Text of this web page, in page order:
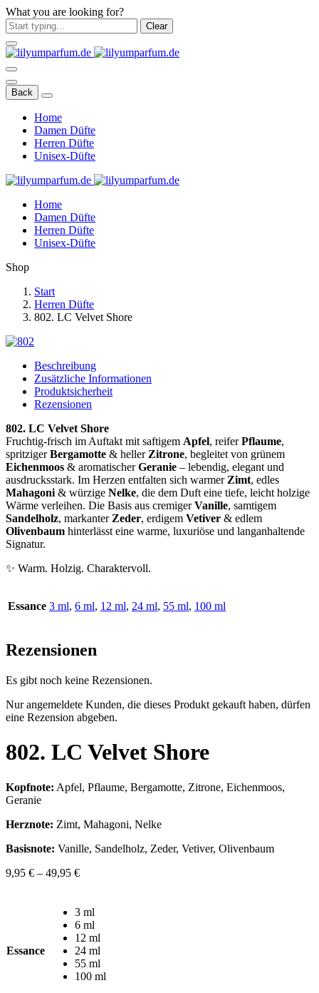
What you are looking for?
Clear
Back
Home
Damen Düfte
Herren Düfte
Unisex-Düfte
Home
Damen Düfte
Herren Düfte
Unisex-Düfte
Shop
Start
Herren Düfte
802. LC Velvet Shore
Beschreibung
Zusätzliche Informationen
Produktsicherheit
Rezensionen
802. LC Velvet Shore
Fruchtig-frisch im Auftakt mit saftigem Apfel, reiferPflaume,
spritzigerBergamotte & heller Zitrone, begleitet von grünem
Eichenmoos & aromatischerGeranie – lebendig, elegant und
ausdrucksstark. Im Herzen entfalten sich warmer Zimt, edles
Mahagoni & würzige Nelke, die dem Duft eine tiefe, leicht holzige
Wärme verleihen. Die Basis aus cremigerVanille, samtigem
Sandelholz, markanter Zeder, erdigem Vetiver & edlem
Olivenbaum hinterlässt eine warme, luxuriöse und langanhaltende
Signatur.
✨ Warm. Holzig. Charaktervoll.
Essance 3 ml, 6 ml, 12 ml, 24 ml, 55 ml, 100 ml
Rezensionen
Es gibt noch keine Rezensionen.
Nur angemeldete Kunden, die dieses Produkt gekauft haben, dürfen
eine Rezension abgeben.
802. LC Velvet Shore
Kopfnote: Apfel, Pflaume, Bergamotte, Zitrone, Eichenmoos,
Geranie
Herznote: Zimt, Mahagoni, Nelke
Basisnote: Vanille, Sandelholz, Zeder, Vetiver, Olivenbaum
9,95 € – 49,95 €
Essance
3 ml
6 ml
12 ml
24 ml
55 ml
100 ml